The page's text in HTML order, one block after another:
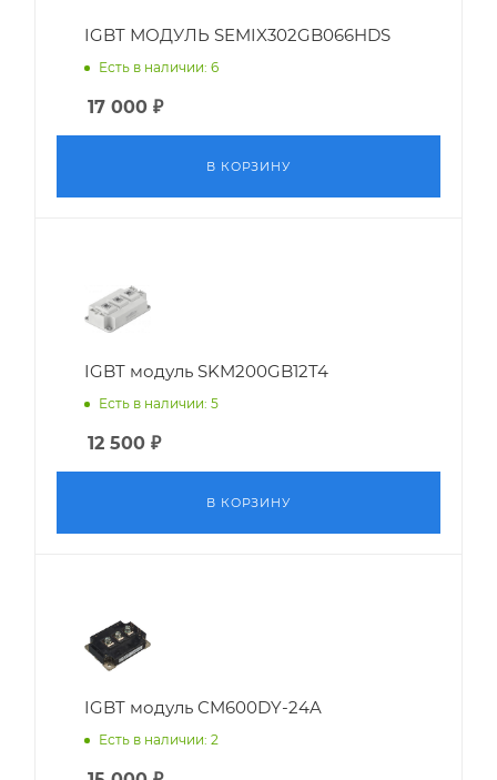
IGBT МОДУЛЬ SEMIX302GB066HDS
Есть в наличии: 6
17 000 ₽
В КОРЗИНУ
IGBT модуль SKM200GB12T4
Есть в наличии: 5
12 500 ₽
В КОРЗИНУ
IGBT модуль CM600DY-24A
Есть в наличии: 2